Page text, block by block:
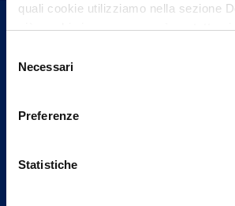
quali cookie utilizziamo nella sezione
più su chi siamo, come può
può trovare nel footer del sito nella
delNecessari
Preferenze
Statistiche
un nostro Agente.